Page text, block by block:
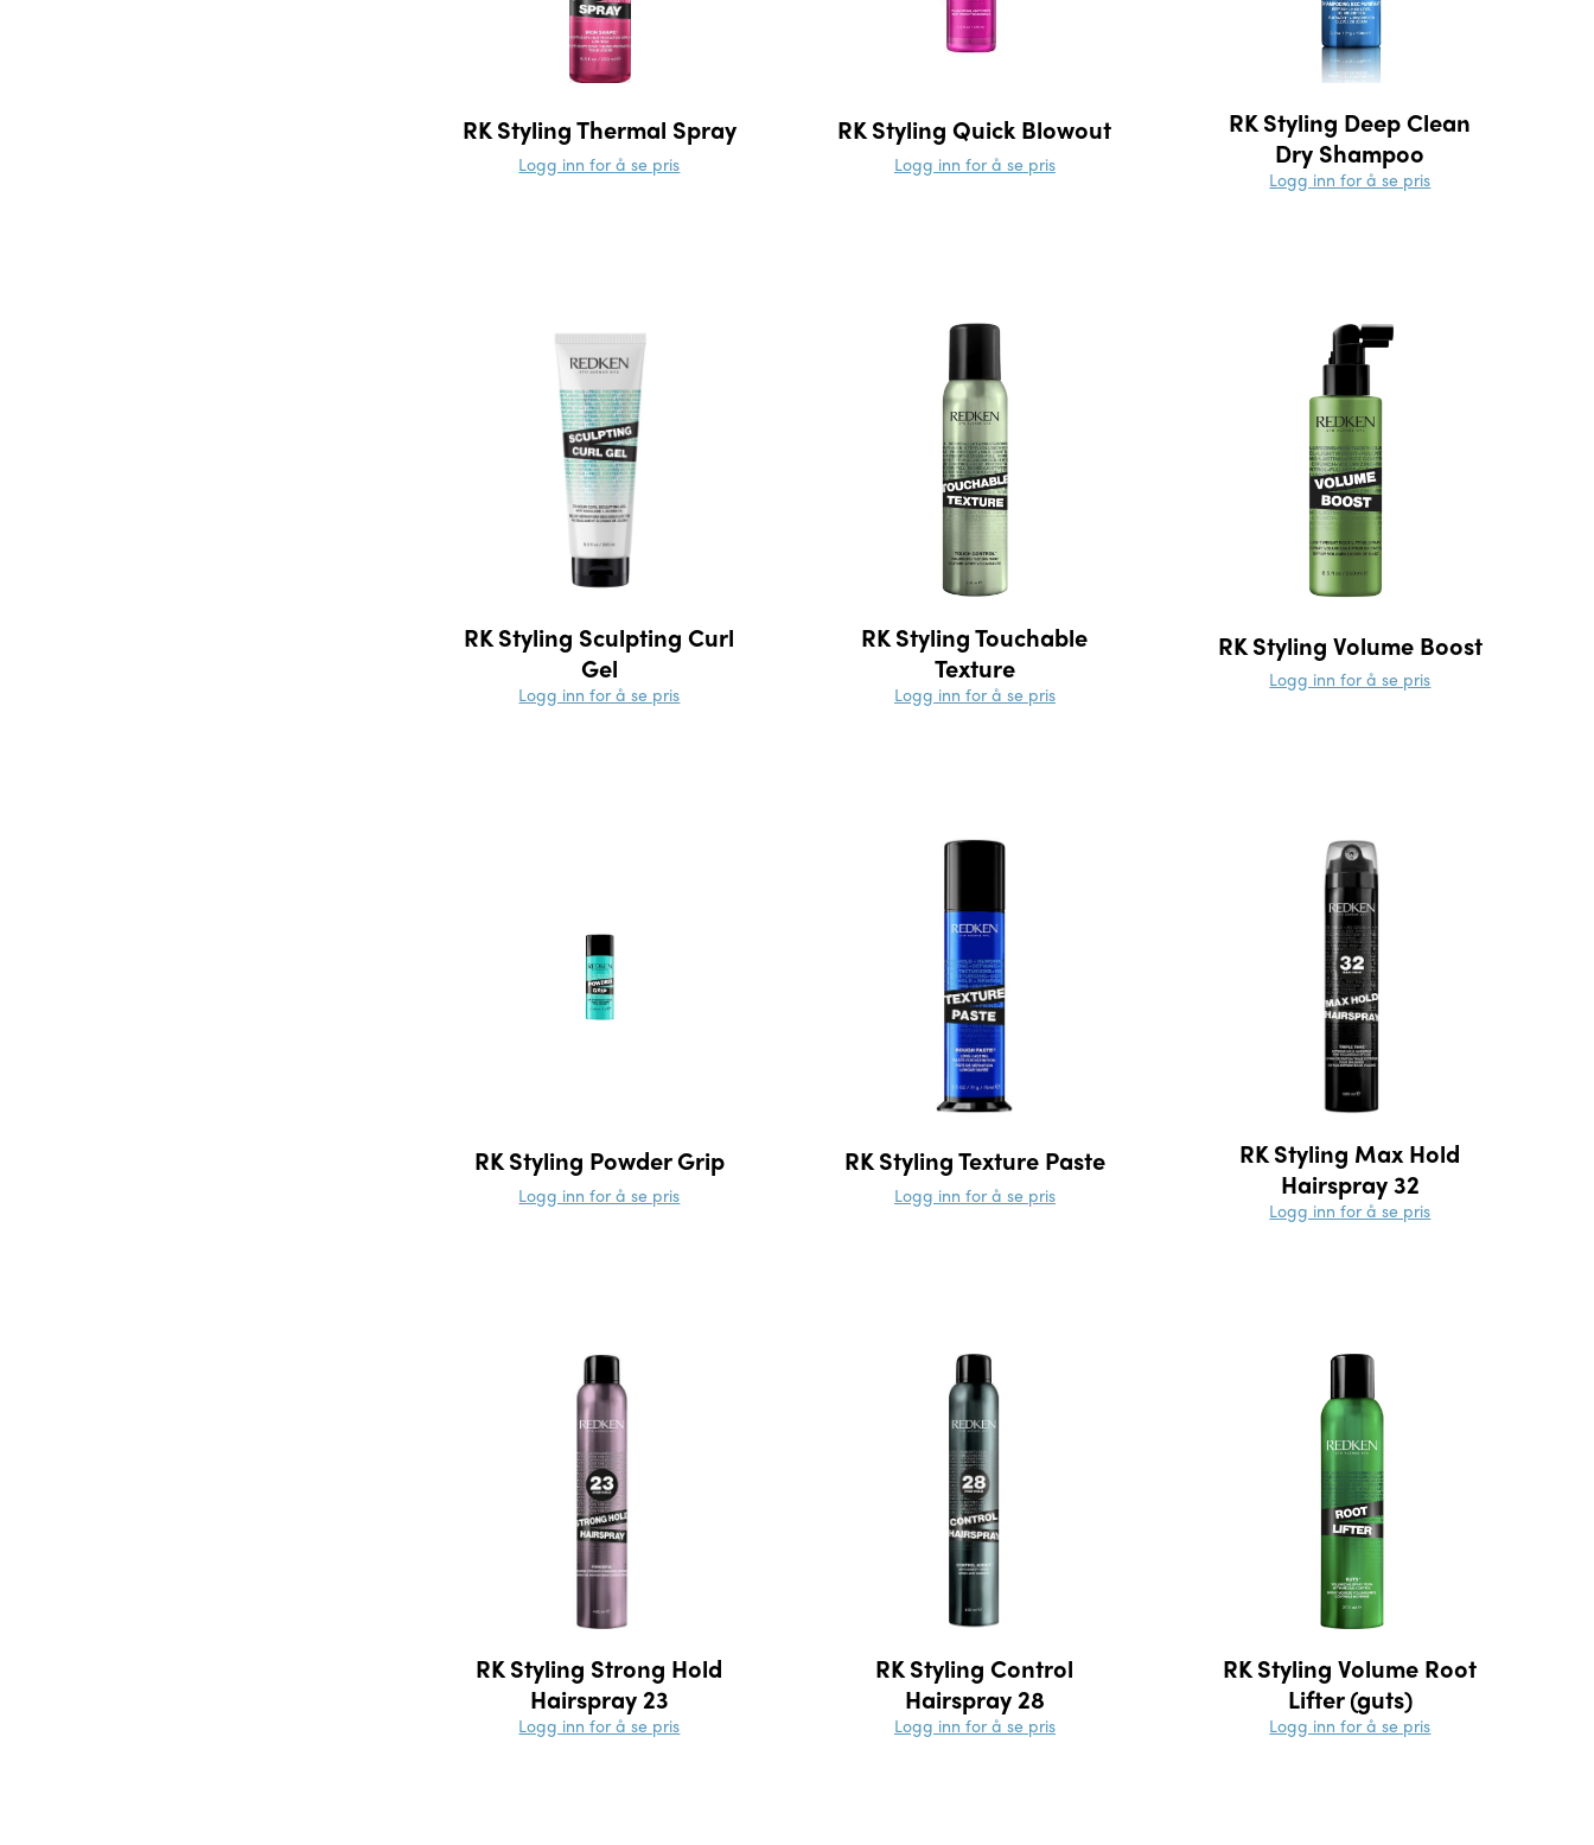
RK Styling Thermal Spray
Logg inn for å se pris
RK Styling Quick Blowout
Logg inn for å se pris
RK Styling Deep Clean
Dry Shampoo
Logg inn for å se pris
RK Styling Sculpting Curl
Gel
Logg inn for å se pris
RK Styling Touchable
Texture
Logg inn for å se pris
RK Styling Volume Boost
Logg inn for å se pris
RK Styling Powder Grip
Logg inn for å se pris
RK Styling Texture Paste
Logg inn for å se pris
RK Styling Max Hold
Hairspray 32
Logg inn for å se pris
RK Styling Strong Hold
Hairspray 23
Logg inn for å se pris
RK Styling Control
Hairspray 28
Logg inn for å se pris
RK Styling Volume Root
Lifter (guts)
Logg inn for å se pris